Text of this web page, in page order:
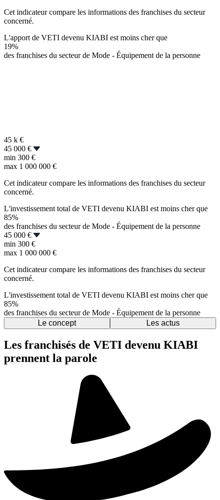
Cet indicateur compare les informations des franchises du secteur
concerné.
L'apport de VETI devenu KIABI est moins cher que
19%
des franchises du secteur de Mode - Équipement de la personne
45 k €
45 000 €
min 300 €
max 1 000 000 €
Cet indicateur compare les informations des franchises du secteur
concerné.
L'investissement total de VETI devenu KIABI est moins cher que
85%
des franchises du secteur de Mode - Équipement de la personne
45 000 €
min 300 €
max 1 000 000 €
Cet indicateur compare les informations des franchises du secteur
concerné.
L'investissement total de VETI devenu KIABI est moins cher que
85%
des franchises du secteur de Mode - Équipement de la personne
Le concept
Les actus
Les franchisés de VETI devenu KIABI
prennent la parole